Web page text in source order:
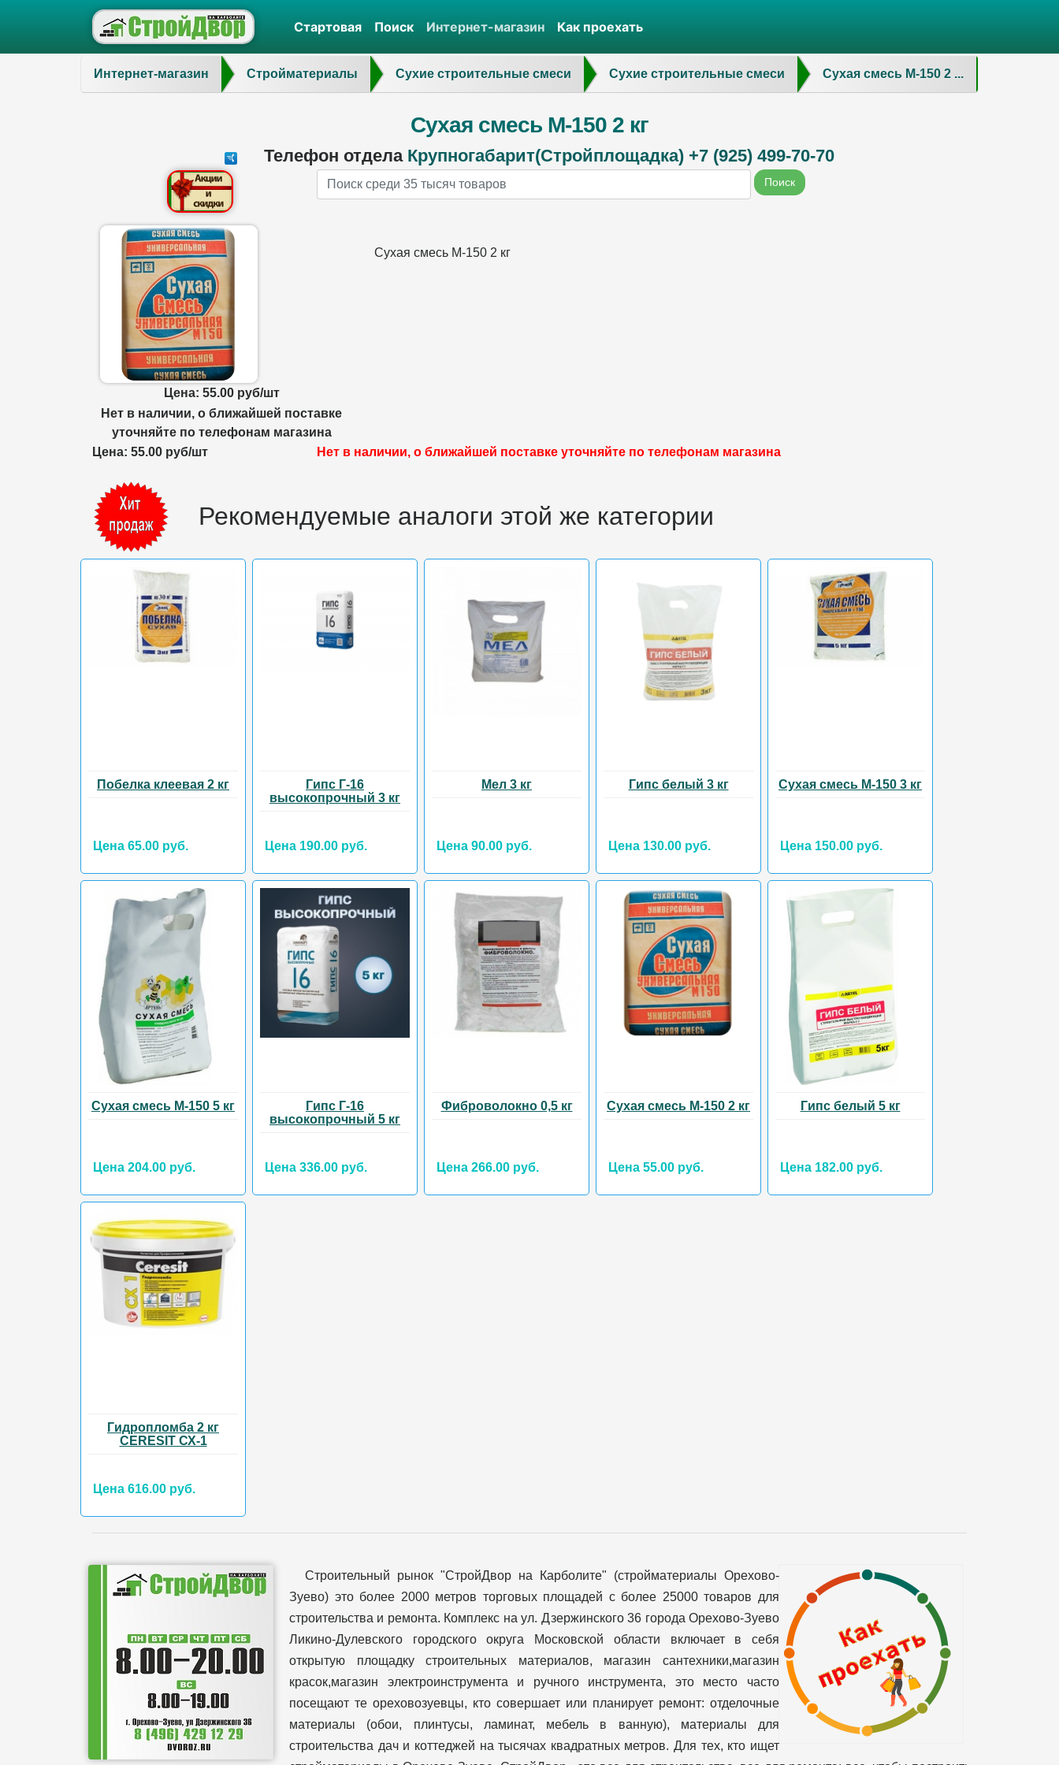
Стартовая Поиск Интернет-магазин Как проехать
Интернет-магазин Стройматериалы Сухие строительные смеси Сухие строительные смеси Сухая смесь М-150 2 ...
Сухая смесь М-150 2 кг
Телефон отдела Крупногабарит(Стройплощадка) +7 (925) 499-70-70
Name Поиск
Цена: 55.00 руб/шт
Нет в наличии, о ближайшей поставке
уточняйте по телефонам магазина
Сухая смесь М-150 2 кг
Цена: 55.00 руб/шт Нет в наличии, о ближайшей поставке уточняйте по телефонам магазина
Рекомендуемые аналоги этой же категории
Побелка клеевая 2 кг
Цена 65.00 руб.
Гипс Г-16
высокопрочный 3 кг
Цена 190.00 руб.
Мел 3 кг
Цена 90.00 руб.
Гипс белый 3 кг
Цена 130.00 руб.
Сухая смесь М-150 3 кг
Цена 150.00 руб.
Сухая смесь М-150 5 кг
Цена 204.00 руб.
Гипс Г-16
высокопрочный 5 кг
Цена 336.00 руб.
Фиброволокно 0,5 кг
Цена 266.00 руб.
Сухая смесь М-150 2 кг
Цена 55.00 руб.
Гипс белый 5 кг
Цена 182.00 руб.
Гидропломба 2 кг
CERESIT СХ-1
Цена 616.00 руб.
Строительный рынок "СтройДвор на Карболите" (стройматериалы Орехово-
Зуево) это более 2000 метров торговых площадей с более 25000 товаров для
строительства и ремонта. Комплекс на ул. Дзержинского 36 города Орехово-Зуево
Ликино-Дулевского городского округа Московской области включает в себя
открытую площадку строительных материалов, магазин сантехники,магазин
красок,магазин электроинструмента и ручного инструмента, это место часто
посещают те ореховозуевцы, кто совершает или планирует ремонт: отделочные
материалы (обои, плинтусы, ламинат, мебель в ванную), материалы для
строительства дач и коттеджей на тысячах квадратных метров. Для тех, кто ищет